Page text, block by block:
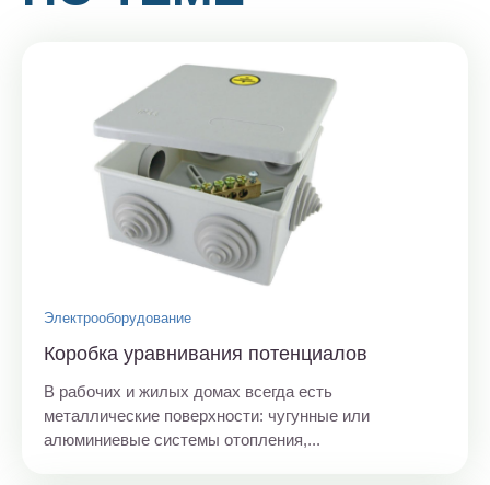
Электрооборудование
Коробка уравнивания потенциалов
В рабочих и жилых домах всегда есть
металлические поверхности: чугунные или
алюминиевые системы отопления,...